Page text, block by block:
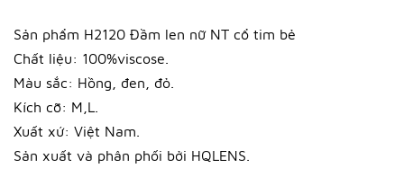
Sản phẩm H2120 Đầm len nữ NT cổ tim bẻ
Chất liệu: 100%viscose.
Màu sắc: Hồng, đen, đỏ.
Kích cỡ: M,L.
Xuất xứ: Việt Nam.
Sản xuất và phân phối bởi HQLENS.